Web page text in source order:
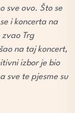
sve ovo. Što se
i koncerta na
zvao Trg
na taj koncert,
izbor je bio
sve te pjesme su